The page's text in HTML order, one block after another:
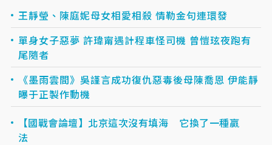
王靜瑩、陳庭妮母女相愛相殺 情勒金句連環發
單身女子惡夢 許瑋甯遇計程車怪司機 曾愷玹夜跑有
尾隨者
《墨雨雲間》吳謹言成功復仇惡毒後母陳喬恩 伊能靜
曝于正製作動機
【國戰會論壇】北京這次沒有填海 它換了一種贏
法